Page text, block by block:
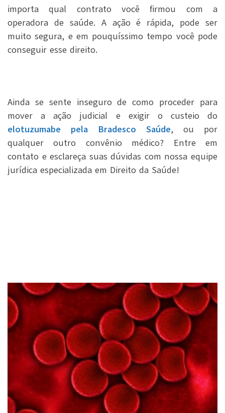
importa qual contrato você firmou com a
operadora de saúde. A ação é rápida, pode ser
muito segura, e em pouquíssimo tempo você pode
conseguir esse direito.
Ainda se sente inseguro de como proceder para
mover a ação judicial e exigir o custeio do
elotuzumabe pela Bradesco Saúde, ou por
qualquer outro convênio médico? Entre em
contato e esclareça suas dúvidas com nossa equipe
jurídica especializada em Direito da Saúde!